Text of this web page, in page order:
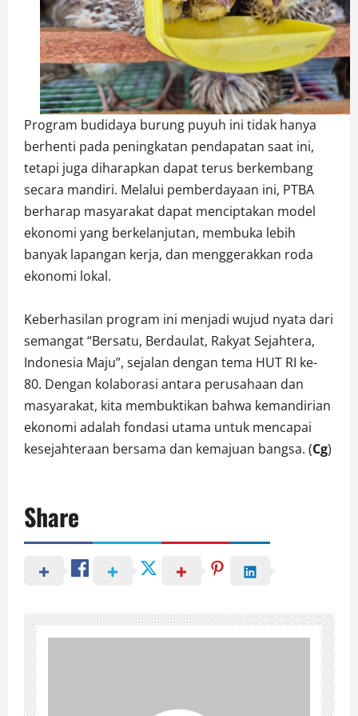
Program budidaya burung puyuh ini tidak hanya
berhenti pada peningkatan pendapatan saat ini,
tetapi juga diharapkan dapat terus berkembang
secara mandiri. Melalui pemberdayaan ini, PTBA
berharap masyarakat dapat menciptakan model
ekonomi yang berkelanjutan, membuka lebih
banyak lapangan kerja, dan menggerakkan roda
ekonomi lokal.
Keberhasilan program ini menjadi wujud nyata dari
semangat “Bersatu, Berdaulat, Rakyat Sejahtera,
Indonesia Maju”, sejalan dengan tema HUT RI ke-
80. Dengan kolaborasi antara perusahaan dan
masyarakat, kita membuktikan bahwa kemandirian
ekonomi adalah fondasi utama untuk mencapai
kesejahteraan bersama dan kemajuan bangsa. (Cg)
Share